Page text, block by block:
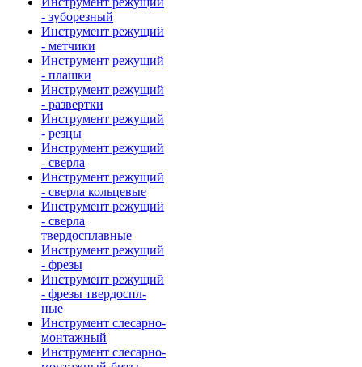
- зуборезный
Инструмент режущий
- метчики
Инструмент режущий
- плашки
Инструмент режущий
- развертки
Инструмент режущий
- резцы
Инструмент режущий
- сверла
Инструмент режущий
- сверла кольцевые
Инструмент режущий
- сверла
твердосплавные
Инструмент режущий
- фрезы
Инструмент режущий
- фрезы твердоспл-
ные
Инструмент слесарно-
монтажный
Инструмент слесарно-